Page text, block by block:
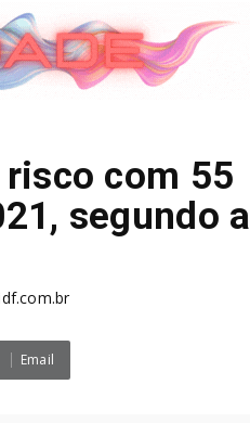
com 55
segundo a
Email